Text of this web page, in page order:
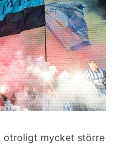
otroligt mycket större